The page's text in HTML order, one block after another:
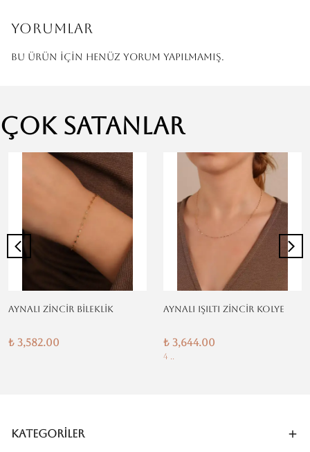
Yorumlar
Bu ürün için henüz yorum yapılmamış.
Çok Satanlar
AYNALI ZİNCİR BİLEKLİK
₺ 3,582.00
AYNALI IŞILTI ZİNCİR KOLYE
₺ 3,644.00
4 ..
Kategoriler